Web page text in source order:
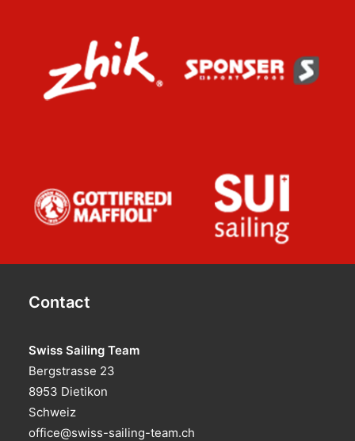
Contact
Swiss Sailing Team
Bergstrasse 23
8953 Dietikon
Schweiz
office@swiss-sailing-team.ch